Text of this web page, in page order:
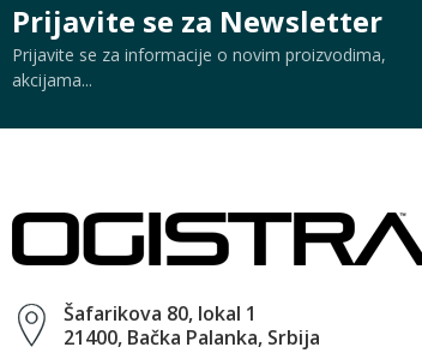
Prijavite se za Newsletter
Prijavite se za informacije o novim proizvodima,
akcijama...
Šafarikova 80, lokal 1
21400, Bačka Palanka, Srbija